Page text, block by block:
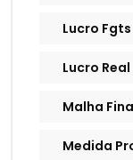
Lucro Fgts
Lucro Real
Malha Fina
Medida